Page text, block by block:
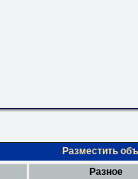
Разместить
Разное